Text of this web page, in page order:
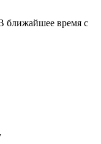
ближайшее время с